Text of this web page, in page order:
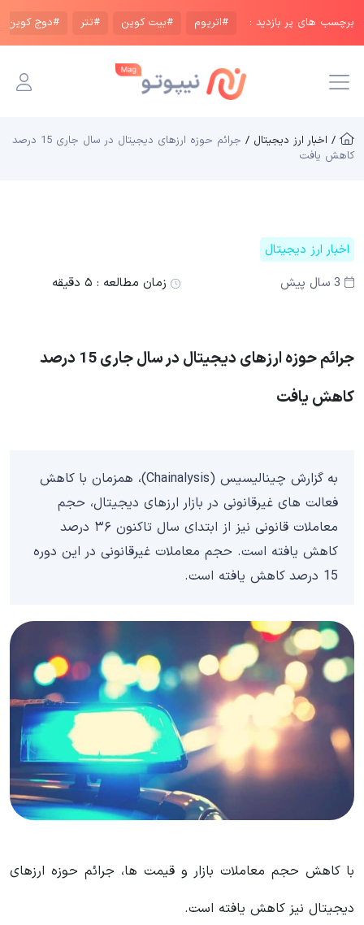
برچسب های پر بازدید : #اتریوم #بیت کوین #تتر #دوج کوین
/ اخبار ارز دیجیتال /
جرائم حوزه ارزهای دیجیتال در سال جاری 15 درصد
کاهش یافت
اخبار ارز دیجیتال
3 سال پیش
زمان مطالعه : ۵ دقیقه
جرائم حوزه ارزهای دیجیتال در سال جاری 15 درصد
کاهش یافت
به گزارش چینالیسیس (Chainalysis)، همزمان با کاهش
فعالت های غیرقانونی در بازار ارزهای دیجیتال، حجم
معاملات قانونی نیز از ابتدای سال تاکنون ۳۶ درصد
کاهش یافته است. حجم معاملات غیرقانونی در این دوره
15 درصد کاهش یافته است.
با کاهش حجم معاملات بازار و قیمت ها، جرائم حوزه ارزهای
دیجیتال نیز کاهش یافته است.